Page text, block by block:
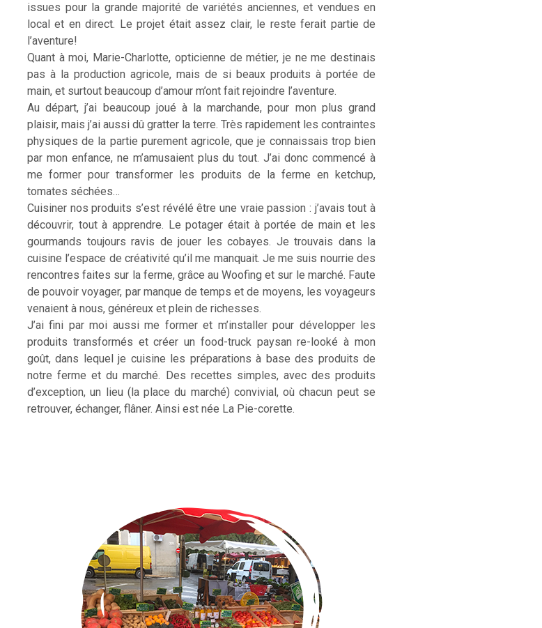
issues pour la grande majorité de variétés anciennes, et vendues en
local et en direct. Le projet était assez clair, le reste ferait partie de
l’aventure!
Quant à moi, Marie-Charlotte, opticienne de métier, je ne me destinais
pas à la production agricole, mais de si beaux produits à portée de
main, et surtout beaucoup d’amour m’ont fait rejoindre l’aventure.
Au départ, j’ai beaucoup joué à la marchande, pour mon plus grand
plaisir, mais j’ai aussi dû gratter la terre. Très rapidement les contraintes
physiques de la partie purement agricole, que je connaissais trop bien
par mon enfance, ne m’amusaient plus du tout. J’ai donc commencé à
me former pour transformer les produits de la ferme en ketchup,
tomates séchées…
Cuisiner nos produits s’est révélé être une vraie passion : j’avais tout à
découvrir, tout à apprendre. Le potager était à portée de main et les
gourmands toujours ravis de jouer les cobayes. Je trouvais dans la
cuisine l’espace de créativité qu’il me manquait. Je me suis nourrie des
rencontres faites sur la ferme, grâce au Woofing et sur le marché. Faute
de pouvoir voyager, par manque de temps et de moyens, les voyageurs
venaient à nous, généreux et plein de richesses.
J’ai fini par moi aussi me former et m’installer pour développer les
produits transformés et créer un food-truck paysan re-looké à mon
goût, dans lequel je cuisine les préparations à base des produits de
notre ferme et du marché. Des recettes simples, avec des produits
d’exception, un lieu (la place du marché) convivial, où chacun peut se
retrouver, échanger, flâner. Ainsi est née La Pie-corette.